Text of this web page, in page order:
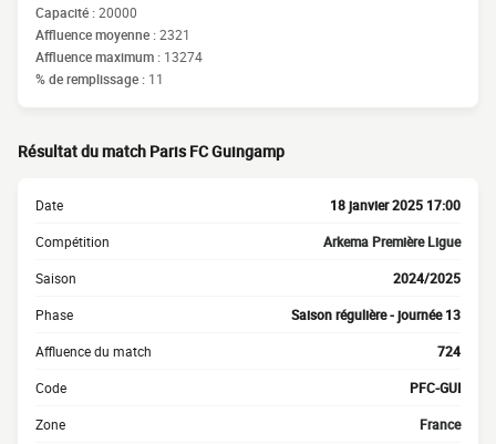
Capacité :20000
Affluence moyenne :2321
Affluence maximum : 13274
% de remplissage : 11
Résultat du match Paris FC Guingamp
Date 18 janvier 2025 17:00
Compétition Arkema Première Ligue
Saison 2024/2025
Phase Saison régulière - journée 13
Affluence du match 724
Code PFC-GUI
Zone France